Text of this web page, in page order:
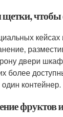
чтобы
двери
более
контейнер.